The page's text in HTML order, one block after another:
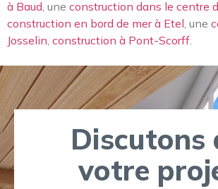
à Baud , une construction dans le centre
construction en bord de mer à Etel , une
Josselin construction à Pont-Scorff
Discutons
votre